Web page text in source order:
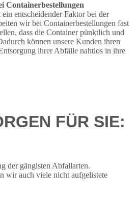
Containerbestellungen
entscheidender Faktor bei der
wir bei Containerbestellungen fast
dass die Container pünktlich und
können unsere Kunden ihren
ihrer Abfälle nahtlos in ihre
FÜR SIE:
der gängisten Abfallarten.
wir auch viele nicht aufgelistete